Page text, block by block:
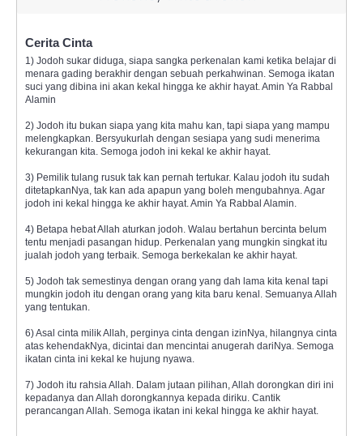
Cerita Cinta
1) Jodoh sukar diduga, siapa sangka perkenalan kami ketika belajar di
menara gading berakhir dengan sebuah perkahwinan. Semoga ikatan
suci yang dibina ini akan kekal hingga ke akhir hayat. Amin Ya Rabbal
Alamin
2) Jodoh itu bukan siapa yang kita mahu kan, tapi siapa yang mampu
melengkapkan. Bersyukurlah dengan sesiapa yang sudi menerima
kekurangan kita. Semoga jodoh ini kekal ke akhir hayat.
3) Pemilik tulang rusuk tak kan pernah tertukar. Kalau jodoh itu sudah
ditetapkanNya, tak kan ada apapun yang boleh mengubahnya. Agar
jodoh ini kekal hingga ke akhir hayat. Amin Ya Rabbal Alamin.
4) Betapa hebat Allah aturkan jodoh. Walau bertahun bercinta belum
tentu menjadi pasangan hidup. Perkenalan yang mungkin singkat itu
jualah jodoh yang terbaik. Semoga berkekalan ke akhir hayat.
5) Jodoh tak semestinya dengan orang yang dah lama kita kenal tapi
mungkin jodoh itu dengan orang yang kita baru kenal. Semuanya Allah
yang tentukan.
6) Asal cinta milik Allah, perginya cinta dengan izinNya, hilangnya cinta
atas kehendakNya, dicintai dan mencintai anugerah dariNya. Semoga
ikatan cinta ini kekal ke hujung nyawa.
7) Jodoh itu rahsia Allah. Dalam jutaan pilihan, Allah dorongkan diri ini
kepadanya dan Allah dorongkannya kepada diriku. Cantik
perancangan Allah. Semoga ikatan ini kekal hingga ke akhir hayat.